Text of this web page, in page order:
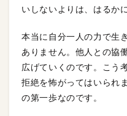
いしないよりは、はるか
本当に自分一人の力で生
ありません。他人との協
広げていくのです。こう
拒絶を怖がってはいられ
の第一歩なのです。